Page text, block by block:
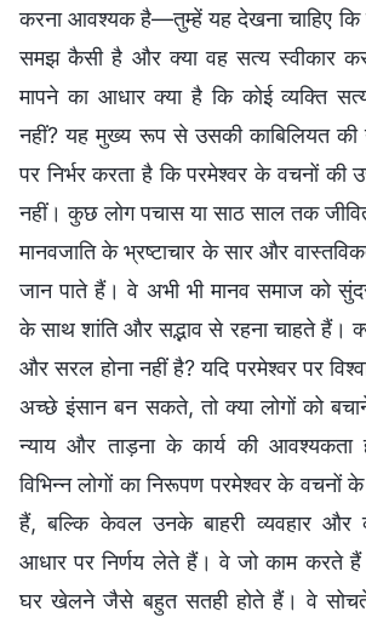
करना आवश्यक है—तुम्हें यह देखना चाहिए
समझ कैसी है और क्या वह सत्य स्वीकार
मापने का आधार क्या है कि कोई व्यक्ति
नहीं? यह मुख्य रूप से उसकी काबिलियत की
पर निर्भर करता है कि परमेश्वर के वचनों की
नहीं। कुछ लोग पचास या साठ साल तक
मानवजाति के भ्रष्टाचार के सार और
जान पाते हैं। वे अभी भी मानव समाज को
के साथ शांति और सद्भाव से रहना चाहते हैं।
और सरल होना नहीं है? यदि परमेश्वर पर
अच्छे इंसान बन सकते, तो क्या लोगों को
न्याय और ताड़ना के कार्य की
विभिन्न लोगों का निरूपण परमेश्वर के वचनों
हैं, बल्कि केवल उनके बाहरी व्यवहार और
आधार पर निर्णय लेते हैं। वे जो काम करते
घर खेलने जैसे बहुत सतही होते हैं। वे